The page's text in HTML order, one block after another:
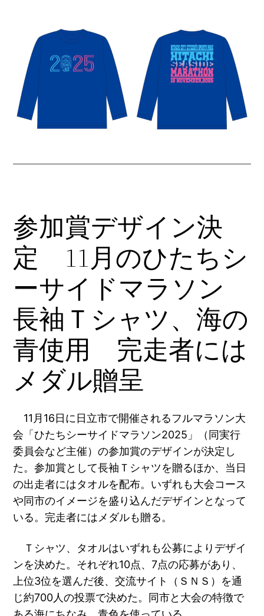
参加賞デザイン決
定 11月のひたちシ
ーサイドマラソン
長袖Ｔシャツ、海の
青使用 完走者には
メダル贈呈
11月16日に日立市で開催されるフルマラソン大
会「ひたちシーサイドマラソン2025」（同実行
委員会など主催）の参加賞のデザインが決定し
た。参加賞として長袖Ｔシャツを贈るほか、当日
の出走者にはタオルを配布。いずれも大会コース
や同市のイメージを盛り込んだデザインとなって
いる。完走者にはメダルも贈る。
Ｔシャツ、タオルはいずれも公募によりデザイ
ンを決めた。それぞれ10点、7点の応募があり、
上位3位を選んだ後、交流サイト（ＳＮＳ）を通
じ約700人の投票で決めた。同市と大会の特徴で